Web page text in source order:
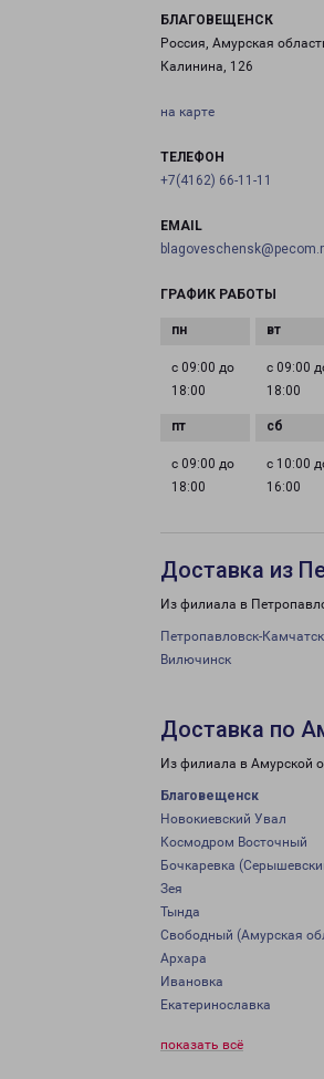
БЛАГОВЕЩЕНСК
Россия, Амурская
Калинина, 126
на карте
ТЕЛЕФОН
+7(4162) 66-11-11
EMAIL
ГРАФИК РАБОТЫ
с 09:00 до
18:00
с 09:00
18:00
с 09:00 до
18:00
с 10:00
16:00
Доставка из
Из филиала в
Петропавловск-
Вилючинск
Доставка по
Из филиала в Амурской
Благовещенск
Новокиевский Увал
Космодром Восточный
Бочкаревка
Зея
Тында
Свободный (Амурская
Архара
Ивановка
Екатеринославка
показать всё